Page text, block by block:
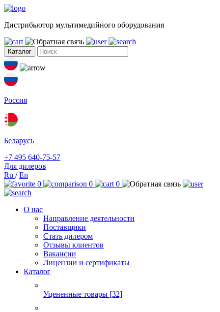
Дистрибьютор мультимедийного оборудования
Каталог
Россия
Беларусь
+7 495 640-75-57
Для дилеров
Ru /En
0
0 0
О нас
Направление деятельности
Поставщики
Стать дилером
Отзывы клиентов
Вакансии
Лицензии и сертификаты
Каталог
Уцененные товары [32]